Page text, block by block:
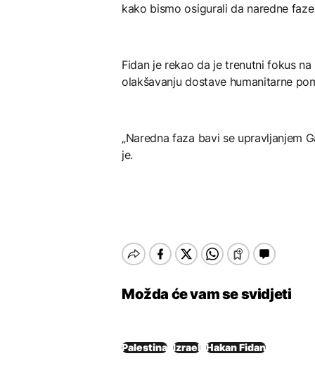
kako bismo osigurali da naredne
Fidan je rekao da je trenutni fokus
olakšavanju dostave humanitarne
„Naredna faza bavi se upravljanjem
je.
Možda će vam se svidjeti
Palestina Izrael Hakan Fidan